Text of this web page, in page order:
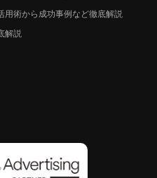
用術から成功事例など徹底解説
解説